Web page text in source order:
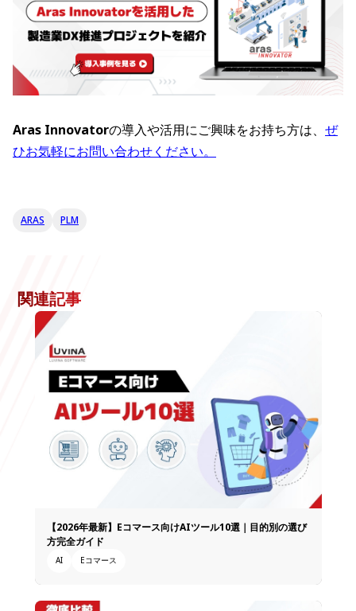
Aras Innovatorの導入や活用にご興味をお持ち方は、 ぜ
ひお気軽にお問い合わせください。
ARAS PLM
関連記事
【2026年最新】Eコマース向けAIツール10選｜目的別の選び
方完全ガイド
AI Eコマース